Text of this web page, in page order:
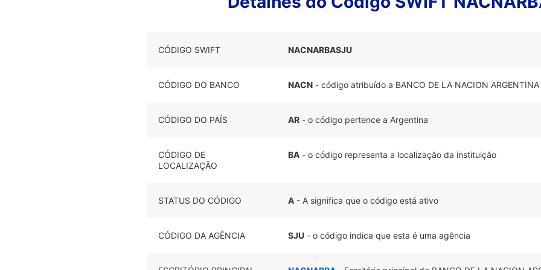
CÓDIGO SWIFT NACNARBASJU
CÓDIGO DO BANCO NACN - código atribuído a BANCO DE LA NACION ARGENTINA
CÓDIGO DO PAÍS AR - o código pertence a Argentina
CÓDIGO DE
LOCALIZAÇÃO
BA - o código representa a localização da instituição
STATUS DO CÓDIGO A - A significa que o código está ativo
CÓDIGO DA AGÊNCIA SJU - o código indica que esta é uma agência